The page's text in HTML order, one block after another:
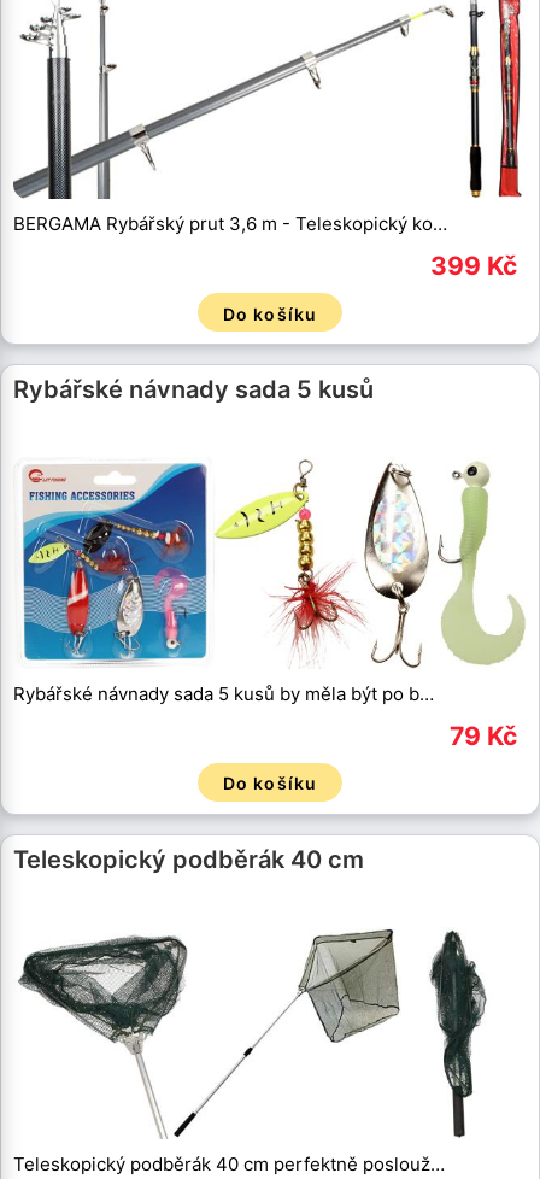
BERGAMA Rybářský prut 3,6 m - Teleskopický ko…
399 Kč
Do košíku
Rybářské návnady sada 5 kusů
Rybářské návnady sada 5 kusů by měla být po b…
79 Kč
Do košíku
Teleskopický podběrák 40 cm
Teleskopický podběrák 40 cm perfektně poslouž…